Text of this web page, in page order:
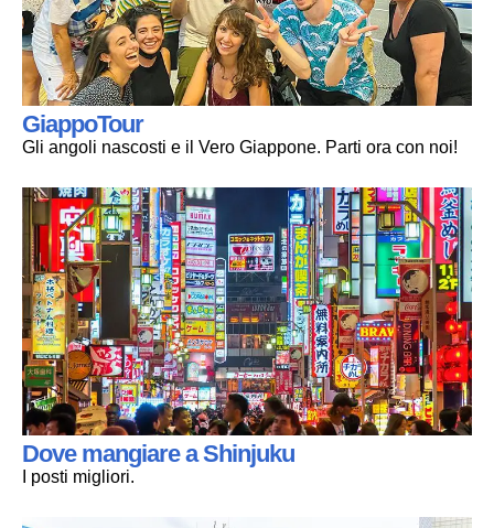
GiappoTour
Gli angoli nascosti e il Vero Giappone. Parti ora con noi!
Dove mangiare a Shinjuku
I posti migliori.